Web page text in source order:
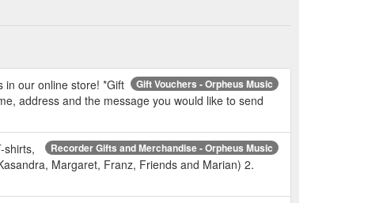
Gift Vouchers - Orpheus Music
in our online store! *Gift
address and the message you would like to send
Recorder Gifts and Merchandise - Orpheus Music
shirts,
Margaret, Franz, Friends and Marian) 2.